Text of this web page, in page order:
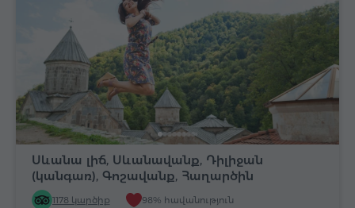
Սևանա լիճ, Սևանավանք, Դիլիջան
(կանգառ), Գոշավանք, Հաղարծին
1178 կարծիք 98% հավանություն